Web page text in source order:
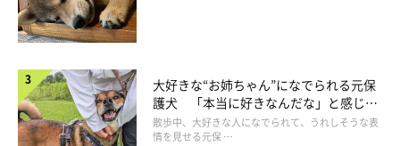
考えているのかな？
大好きな“お姉ちゃん”になでられる元保
護犬 「本当に好きなんだな」と感じる
表情にほっこり
散歩中、大好きな人になでられて、うれしそうな表
情を見せる元保 …